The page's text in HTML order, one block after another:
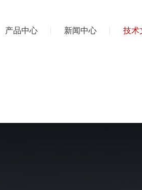
产品中心 新闻中心 技术